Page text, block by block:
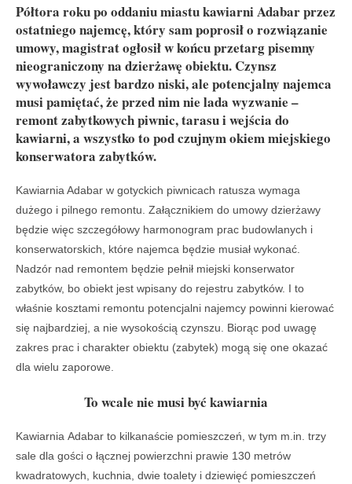
Półtora roku po oddaniu miastu kawiarni Adabar przez
ostatniego najemcę, który sam poprosił o rozwiązanie
umowy, magistrat ogłosił w końcu przetarg pisemny
nieograniczony na dzierżawę obiektu. Czynsz
wywoławczy jest bardzo niski, ale potencjalny najemca
musi pamiętać, że przed nim nie lada wyzwanie –
remont zabytkowych piwnic, tarasu i wejścia do
kawiarni, a wszystko to pod czujnym okiem miejskiego
konserwatora zabytków.
Kawiarnia Adabar w gotyckich piwnicach ratusza wymaga
dużego i pilnego remontu. Załącznikiem do umowy dzierżawy
będzie więc szczegółowy harmonogram prac budowlanych i
konserwatorskich, które najemca będzie musiał wykonać.
Nadzór nad remontem będzie pełnił miejski konserwator
zabytków, bo obiekt jest wpisany do rejestru zabytków. I to
właśnie kosztami remontu potencjalni najemcy powinni kierować
się najbardziej, a nie wysokością czynszu. Biorąc pod uwagę
zakres prac i charakter obiektu (zabytek) mogą się one okazać
dla wielu zaporowe.
To wcale nie musi być kawiarnia
Kawiarnia Adabar to kilkanaście pomieszczeń, w tym m.in. trzy
sale dla gości o łącznej powierzchni prawie 130 metrów
kwadratowych, kuchnia, dwie toalety i dziewięć pomieszczeń